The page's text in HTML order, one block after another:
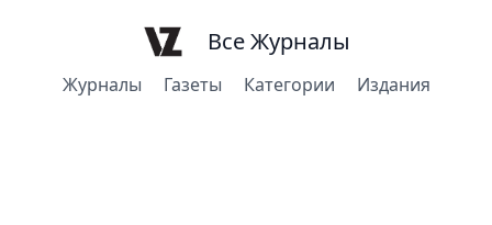
Журналы Газеты Категории Издания
Все Журналы